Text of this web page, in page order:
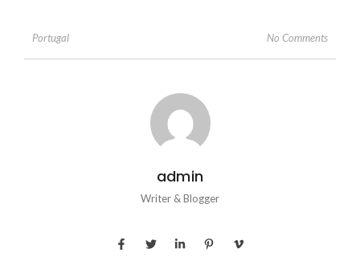
Portugal No Comments
admin
Writer & Blogger